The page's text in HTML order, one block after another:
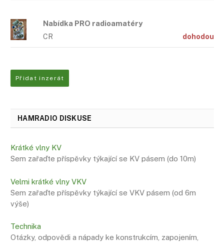
Nabídka PRO radioamatéry
CR dohodou
Přidat inzerát
HAMRADIO DISKUSE
Krátké vlny KV
Sem zařaďte příspěvky týkající se KV pásem (do 10m)
Velmi krátké vlny VKV
Sem zařaďte příspěvky týkající se VKV pásem (od 6m
výše)
Technika
Otázky, odpovědi a nápady ke konstrukcím, zapojením,